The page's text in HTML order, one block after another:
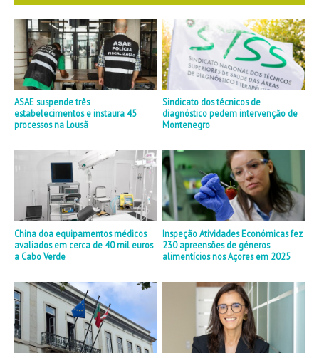
ASAE suspende três
estabelecimentos e instaura 45
processos na Lousã
Sindicato dos técnicos de
diagnóstico pedem intervenção de
Montenegro
China doa equipamentos médicos
avaliados em cerca de 40 mil euros
a Cabo Verde
Inspeção Atividades Económicas fez
230 apreensões de géneros
alimentícios nos Açores em 2025